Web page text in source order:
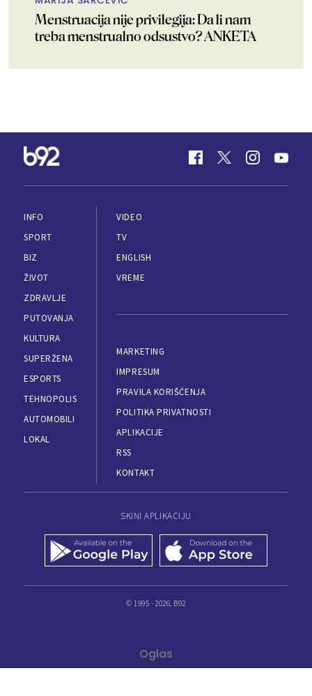
Menstruacija nije privilegija: Da li nam
treba menstrualno odsustvo? ANKETA
INFO
SPORT
BIZ
ŽIVOT
ZDRAVLJE
PUTOVANJA
KULTURA
SUPERŽENA
ESPORTS
TEHNOPOLIS
AUTOMOBILI
LOKAL
VIDEO
TV
ENGLISH
VREME
MARKETING
IMPRESUM
PRAVILA KORIŠĆENJA
POLITIKA PRIVATNOSTI
APLIKACIJE
RSS
KONTAKT
SKINI APLIKACIJU
© 1995 - 2026, B92